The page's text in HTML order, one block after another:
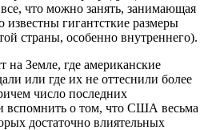
что можно занять, занимающая
известны гигантсткие размеры
страны, особенно внутреннего).
Земле, где американские
или где их не оттеснили более
число последних
вспомнить о том, что США весьма
достаточно влиятельных